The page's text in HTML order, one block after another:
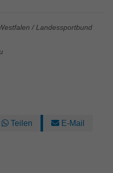
/ Landessportbund
Teilen
E-Mail